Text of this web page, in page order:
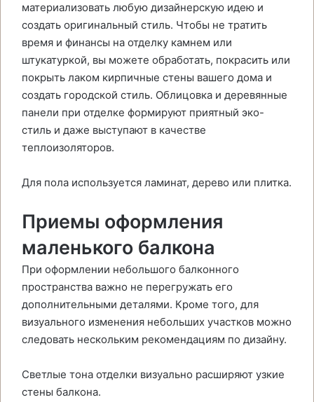
материализовать любую дизайнерскую идею и
создать оригинальный стиль. Чтобы не тратить
время и финансы на отделку камнем или
штукатуркой, вы можете обработать, покрасить или
покрыть лаком кирпичные стены вашего дома и
создать городской стиль. Облицовка и деревянные
панели при отделке формируют приятный эко-
стиль и даже выступают в качестве
теплоизоляторов.
Для пола используется ламинат, дерево или плитка.
Приемы оформления
маленького балкона
При оформлении небольшого балконного
пространства важно не перегружать его
дополнительными деталями. Кроме того, для
визуального изменения небольших участков можно
следовать нескольким рекомендациям по дизайну.
Светлые тона отделки визуально расширяют узкие
стены балкона.